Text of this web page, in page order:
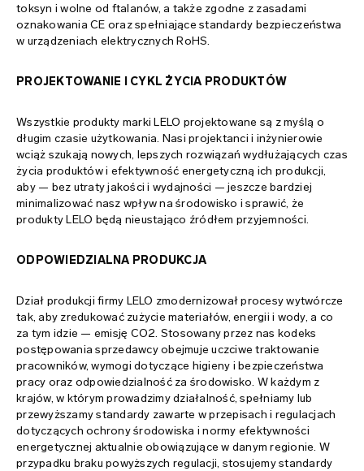
informacje prasowe
polityka prywatności
polityka dotycząca plików cookie
bezpieczeństwo i ochrona środowiska
własność intelektualna
gwarancja
gwarancja rozszerzona
pobierz instrukcje
regulatory compliance
ładowarki i piloty
mapa strony
FAQ
FAQ – pytania dot. produktów
France
Italy
toksyn i wolne od ftalanów, a także zgodne z zasadami
oznakowania CE oraz spełniające standardy bezpieczeństwa
w urządzeniach elektrycznych RoHS.
PROJEKTOWANIE I CYKL ŻYCIA PRODUKTÓW
Wszystkie produkty marki LELO projektowane są z myślą o
długim czasie użytkowania. Nasi projektanci i inżynierowie
wciąż szukają nowych, lepszych rozwiązań wydłużających czas
życia produktów i efektywność energetyczną ich produkcji,
aby — bez utraty jakości i wydajności — jeszcze bardziej
minimalizować nasz wpływ na środowisko i sprawić, że
produkty LELO będą nieustająco źródłem przyjemności.
ODPOWIEDZIALNA PRODUKCJA
Dział produkcji firmy LELO zmodernizował procesy wytwórcze
tak, aby zredukować zużycie materiałów, energii i wody, a co
za tym idzie — emisję CO2. Stosowany przez nas kodeks
postępowania sprzedawcy obejmuje uczciwe traktowanie
pracowników, wymogi dotyczące higieny i bezpieczeństwa
pracy oraz odpowiedzialność za środowisko. W każdym z
krajów, w którym prowadzimy działalność, spełniamy lub
przewyższamy standardy zawarte w przepisach i regulacjach
dotyczących ochrony środowiska i normy efektywności
energetycznej aktualnie obowiązujące w danym regionie. W
przypadku braku powyższych regulacji, stosujemy standardy